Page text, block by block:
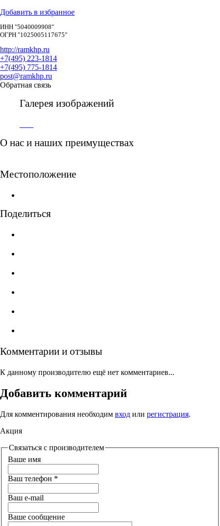
Добавить в избранное
ИНН "5040009908"
ОГРН "1025005117675"
http://ramkhp.ru
+7(495) 223-1814
+7(495) 775-1814
post@ramkhp.ru
Обратная связь
Галерея изображений
О нас и наших преимуществах
Местоположение
Поделиться
Комментарии и отзывы
К данному производителю ещё нет комментариев...
Добавить комментарий
Для комментирования необходим вход или регистрация.
Акция
Связаться с производителем
Ваше имя
Ваш телефон *
Ваш e-mail
Ваше сообщение